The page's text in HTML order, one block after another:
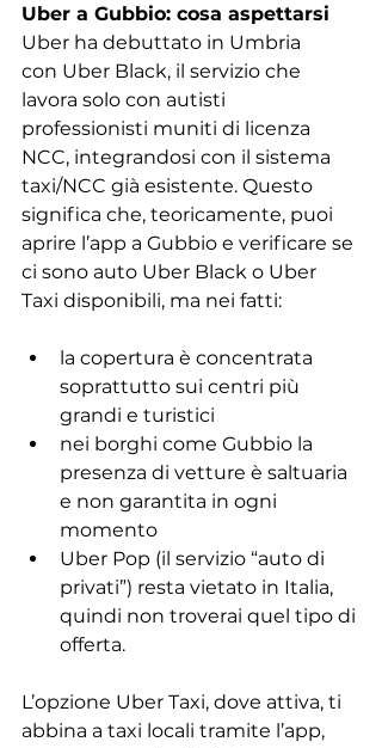
Uber a Gubbio: cosa aspettarsi
Uber ha debuttato in Umbria
con Uber Black, il servizio che
lavora solo con autisti
professionisti muniti di licenza
NCC, integrandosi con il sistema
taxi/NCC già esistente. Questo
significa che, teoricamente, puoi
aprire l’app a Gubbio e verificare se
ci sono auto Uber Black o Uber
Taxi disponibili, ma nei fatti:
la copertura è concentrata
soprattutto sui centri più
grandi e turistici
nei borghi come Gubbio la
presenza di vetture è saltuaria
e non garantita in ogni
momento
Uber Pop (il servizio “auto di
privati”) resta vietato in Italia,
quindi non troverai quel tipo di
offerta.
L’opzione Uber Taxi, dove attiva, ti
abbina a taxi locali tramite l’app,